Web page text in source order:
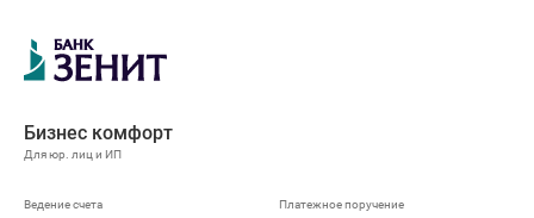
Бизнес комфорт